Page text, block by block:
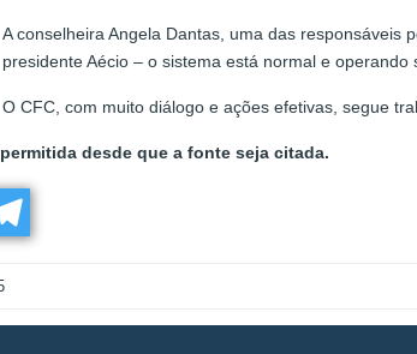
A conselheira Angela Dantas, uma das responsáveis
presidente Aécio – o sistema está normal e
O CFC, com muito diálogo e ações efetivas, segue
desde que a fonte seja citada.